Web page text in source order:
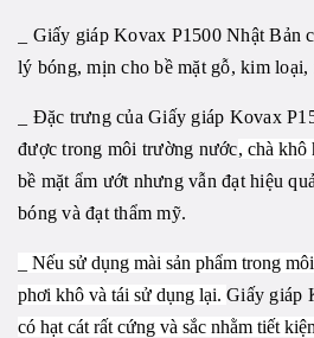
_ Giấy giáp Kovax P1500 Nhật Bản
lý bóng, mịn cho bề mặt gỗ, kim
_ Đặc trưng của Giấy giáp Kovax
được trong môi trường nước, chà khô
bề mặt ẩm ướt nhưng vẫn đạt hiệu
bóng và đạt thẩm mỹ.
_ Nếu sử dụng mài sản phẩm trong
phơi khô và tái sử dụng lại. Giấy giáp
có hạt cát rất cứng và sắc nhằm tiết